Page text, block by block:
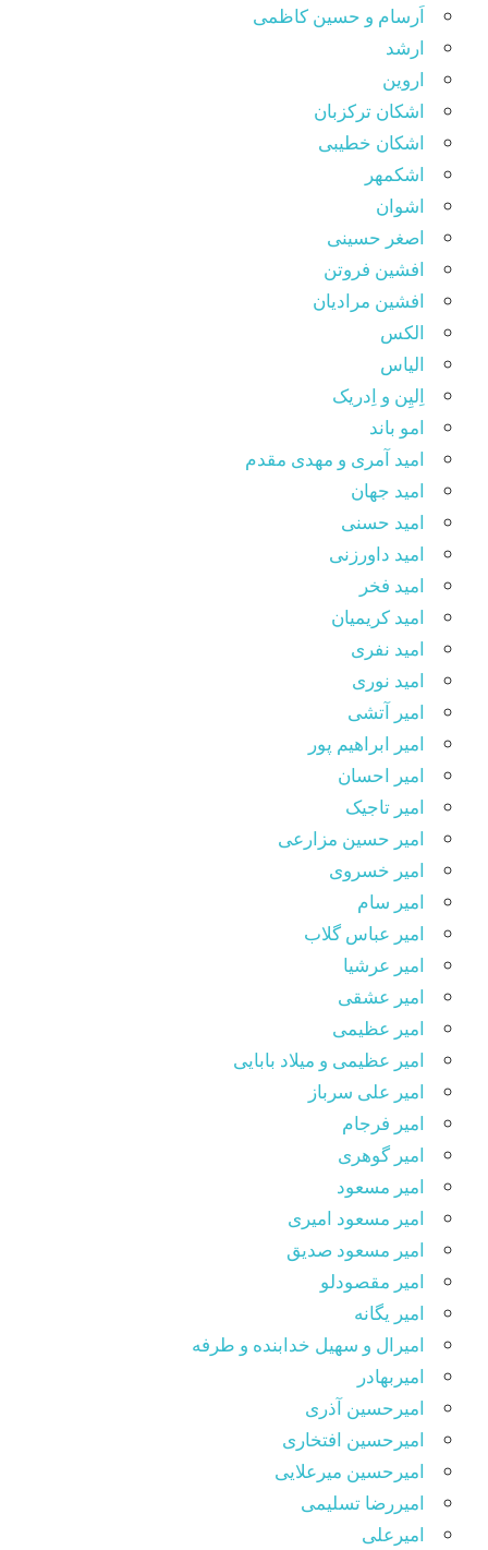
اَرسام و حسین کاظمی
ارشد
اروین
اشکان ترکزبان
اشکان خطیبی
اشکمهر
اشوان
اصغر حسینی
افشین فروتن
افشین مرادیان
الکس
الیاس
اِلیِن و اِدریک
امو باند
امید آمری و مهدی مقدم
امید جهان
امید حسنی
امید داورزنی
امید فخر
امید کریمیان
امید نفری
امید نوری
امیر آتشی
امیر ابراهیم پور
امیر احسان
امیر تاجیک
امیر حسین مزارعی
امیر خسروی
امیر سام
امیر عباس گلاب
امیر عرشیا
امیر عشقی
امیر عظیمی
امیر عظیمی و میلاد بابایی
امیر علی سرباز
امیر فرجام
امیر گوهری
امیر مسعود
امیر مسعود امیری
امیر مسعود صدیق
امیر مقصودلو
امیر یگانه
امیرال و سهیل خدابنده و طرفه
امیربهادر
امیرحسین آذری
امیرحسین افتخاری
امیرحسین میرعلایی
امیررضا تسلیمی
امیرعلی